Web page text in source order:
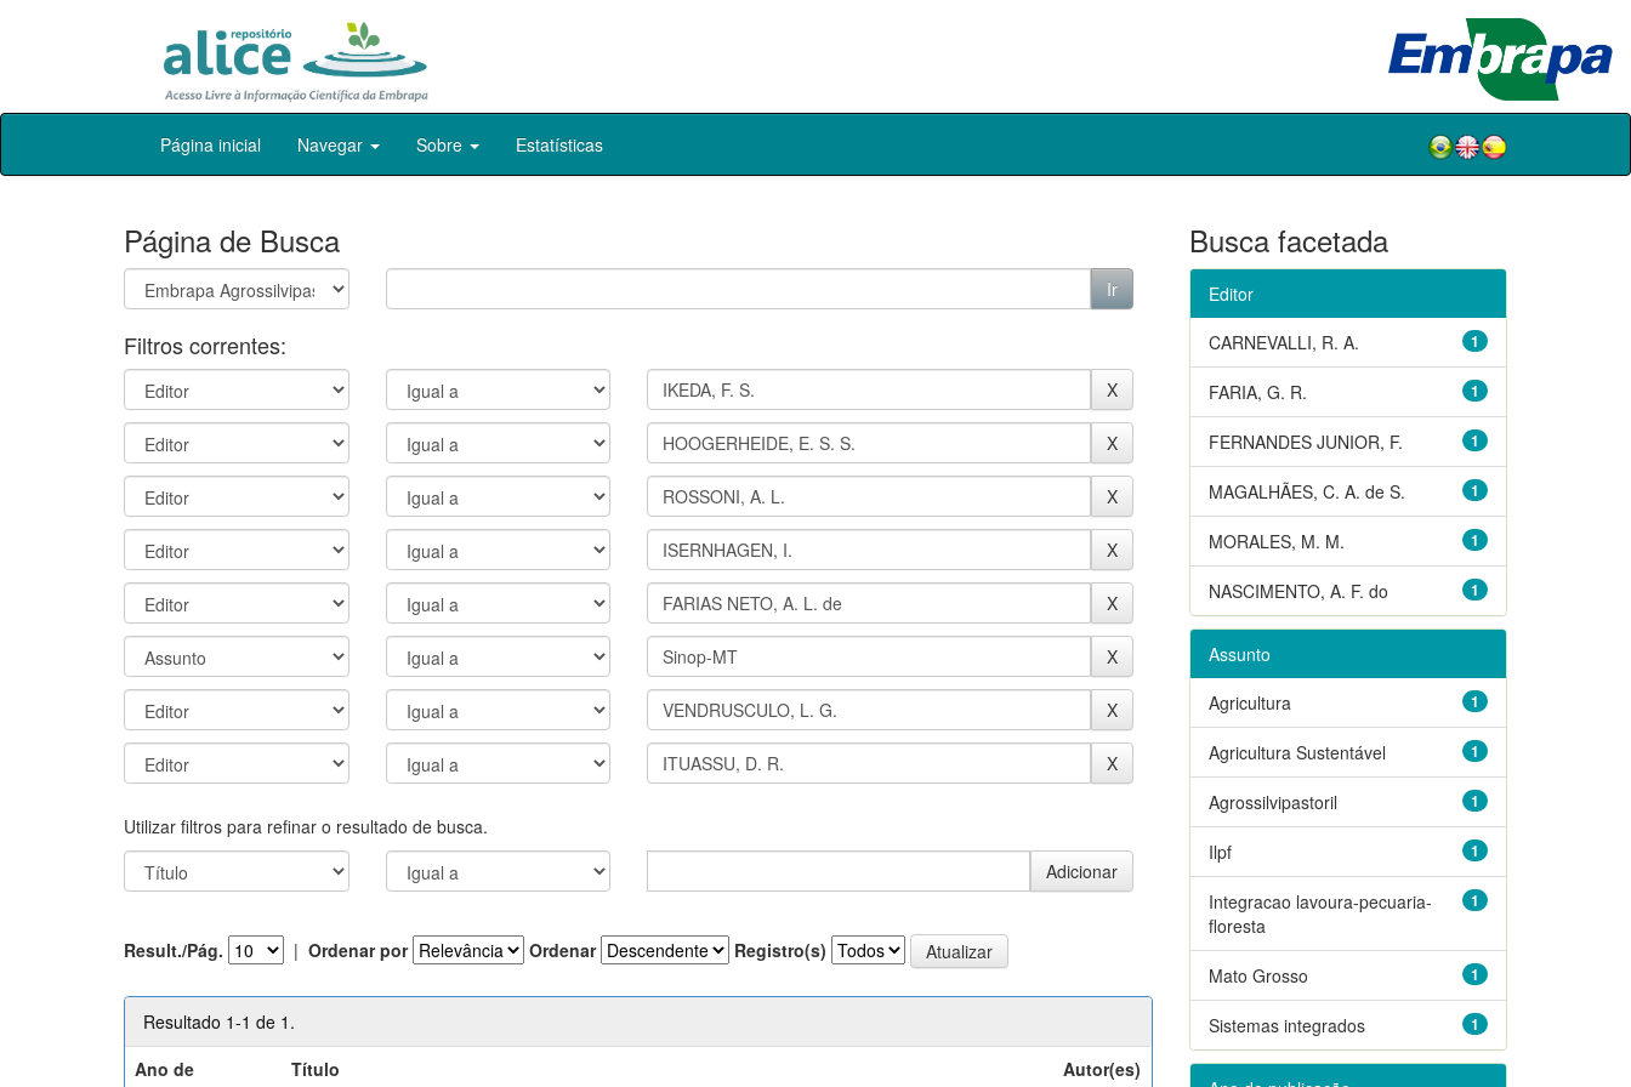
Skip
Página inicial Navegar Sobre Estatísticas
Página de Busca
Filtros correntes:
Utilizar filtros para refinar o resultado de busca.
Result./Pág. | Ordenar por Ordenar Registro(s)
Resultado 1-1 de 1.
Ano de
Título Autor(es)
Busca facetada
Editor
1
CARNEVALLI, R. A.
1
FARIA, G. R.
1
FERNANDES JUNIOR, F.
1
MAGALHÃES, C. A. de S.
1
MORALES, M. M.
1
NASCIMENTO, A. F. do
Assunto
1
Agricultura
1
Agricultura Sustentável
1
Agrossilvipastoril
1
Ilpf
1
Integracao lavoura-pecuaria-
floresta
1
Mato Grosso
1
Sistemas integrados